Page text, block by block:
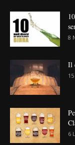
8
Il
6